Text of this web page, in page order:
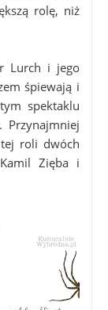
rolę, niż
Lurch i jego
śpiewają i
spektaklu
Przynajmniej
roli dwóch
Zięba i